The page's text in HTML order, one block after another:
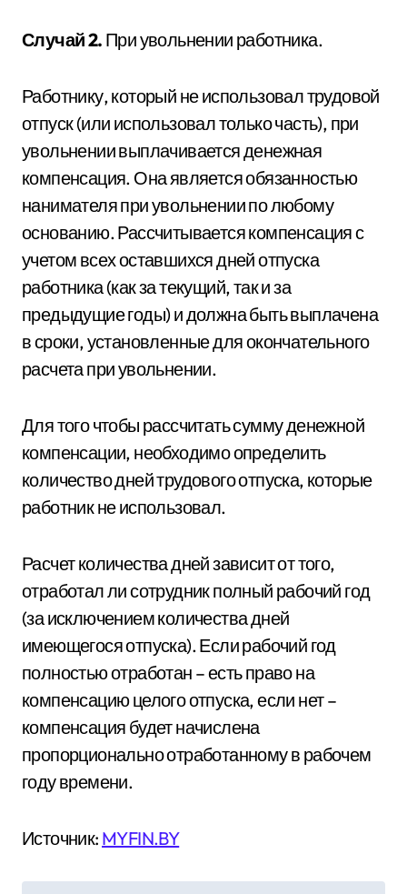
Случай 2. При увольнении работника.
Работнику, который не использовал трудовой
отпуск (или использовал только часть), при
увольнении выплачивается денежная
компенсация. Она является обязанностью
нанимателя при увольнении по любому
основанию. Рассчитывается компенсация с
учетом всех оставшихся дней отпуска
работника (как за текущий, так и за
предыдущие годы) и должна быть выплачена
в сроки, установленные для окончательного
расчета при увольнении.
Для того чтобы рассчитать сумму денежной
компенсации, необходимо определить
количество дней трудового отпуска, которые
работник не использовал.
Расчет количества дней зависит от того,
отработал ли сотрудник полный рабочий год
(за исключением количества дней
имеющегося отпуска). Если рабочий год
полностью отработан – есть право на
компенсацию целого отпуска, если нет –
компенсация будет начислена
пропорционально отработанному в рабочем
году времени.
Источник: MYFIN.BY